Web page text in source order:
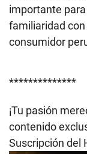
importante
familiaridad con
consumidor
**************
¡Tu pasión
contenido
Suscripción del